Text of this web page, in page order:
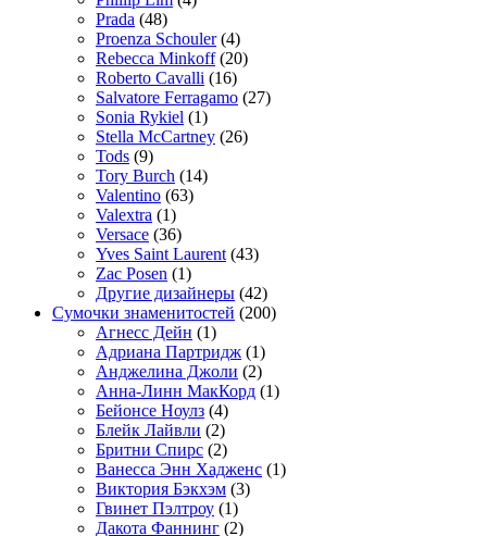
Prada (48)
Proenza Schouler(4)
Rebecca Minkoff(20)
Roberto Cavalli (16)
Salvatore Ferragamo (27)
Sonia Rykiel (1)
Stella McCartney (26)
Tods (9)
Tory Burch (14)
Valentino (63)
Valextra (1)
Versace (36)
Yves Saint Laurent (43)
Zac Posen (1)
Другие дизайнеры (42)
Сумочки знаменитостей (200)
Агнесс Дейн (1)
Адриана Партридж (1)
Анджелина Джоли (2)
Анна-Линн МакКорд (1)
Бейонсе Ноулз (4)
Блейк Лайвли (2)
Бритни Спирс (2)
Ванесса Энн Хадженс (1)
Виктория Бэкхэм (3)
Гвинет Пэлтроу (1)
Дакота Фаннинг (2)